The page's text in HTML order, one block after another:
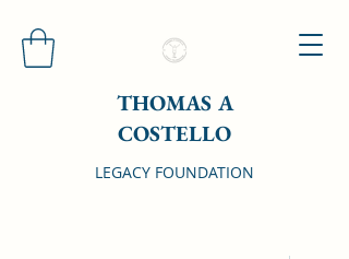
THOMAS A
COSTELLO
LEGACY FOUNDATION